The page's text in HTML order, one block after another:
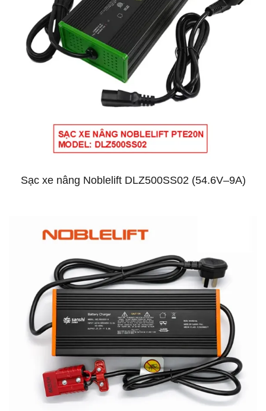
Sạc xe nâng Noblelift DLZ500SS02 (54.6V–9A)